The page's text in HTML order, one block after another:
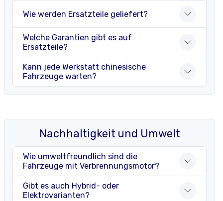
Wie werden Ersatzteile geliefert?
Welche Garantien gibt es auf
Ersatzteile?
Kann jede Werkstatt chinesische
Fahrzeuge warten?
Nachhaltigkeit und Umwelt
Wie umweltfreundlich sind die
Fahrzeuge mit Verbrennungsmotor?
Gibt es auch Hybrid- oder
Elektrovarianten?